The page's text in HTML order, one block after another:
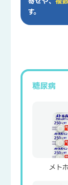
す。
糖尿病
メト